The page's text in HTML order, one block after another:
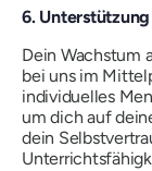
6.
Dein Wachstum
bei uns im
individuelles
um dich auf
dein